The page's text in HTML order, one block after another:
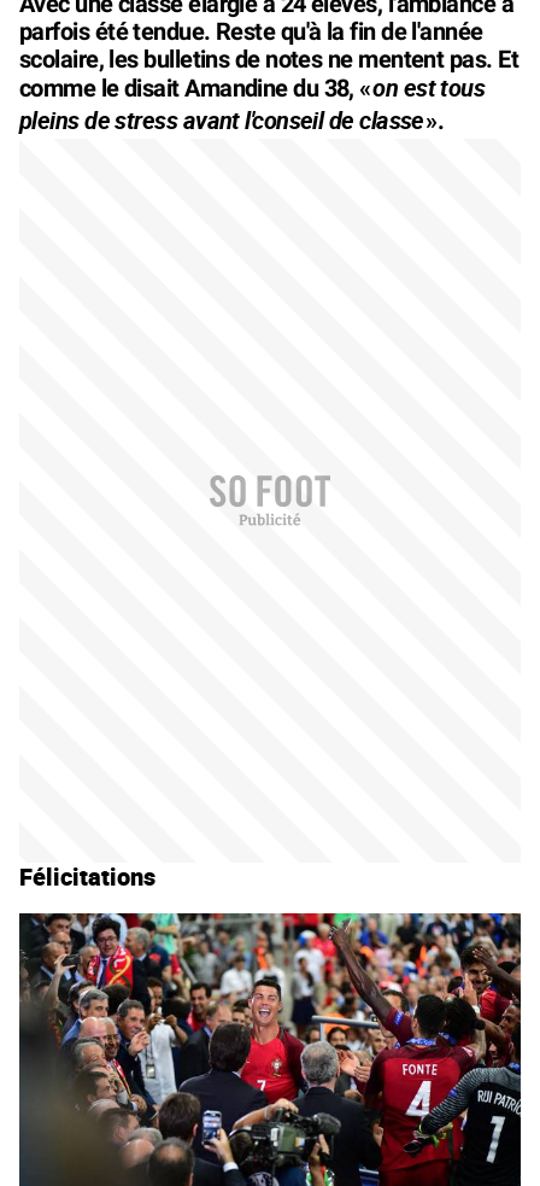
parfois été tendue. Reste qu'à la fin de l'année
scolaire, les bulletins de notes ne mentent pas. Et
comme le disait Amandine du 38, «on est tous
pleins de stress avant l'conseil de classe».
Félicitations